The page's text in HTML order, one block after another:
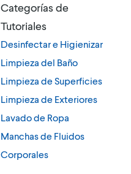
Categorías de
Tutoriales
Desinfectar e Higienizar
Limpieza del Baño
Limpieza de Superficies
Limpieza de Exteriores
Lavado de Ropa
Manchas de Fluidos
Corporales